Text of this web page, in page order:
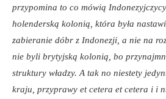
przypomina to co mówią
holenderską kolonią, która była
zabieranie dóbr z Indonezji, a nie na
nie byli brytyjską kolonią, bo
struktury władzy. A tak no niestety
kraju, przyprawy et cetera et cetera i i